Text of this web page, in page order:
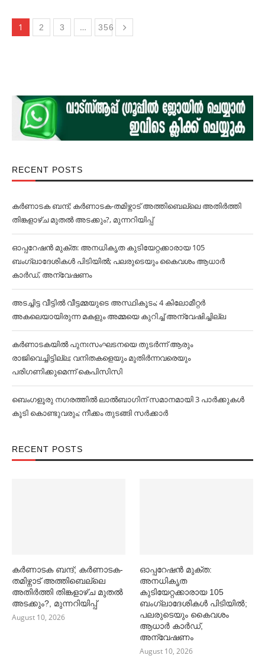
1 2 3 … 356
RECENT POSTS
കര്‍ണാടക ബന്ദ്; കര്‍ണാടക-തമിഴ്നാട് അത്തിബെല്ലെ അതിര്‍ത്തി
തിങ്കളാഴ്ച മുതല്‍ അടക്കും?, മുന്നറിയിപ്പ്
ഓപ്പറേഷൻ മുക്ത: അനധികൃത കുടിയേറ്റക്കാരായ 105
ബംഗ്ലാദേശികള്‍ പിടിയില്‍; പലരുടെയും കൈവശം ആധാര്‍
കാര്‍ഡ്, അന്വേഷണം
അടച്ചിട്ട വീട്ടില്‍ വീട്ടമ്മയുടെ അസ്ഥികൂടം; 4 കിലോമീറ്റര്‍
അകലെയായിരുന്ന മകളും അമ്മയെ കുറിച്ച്‌ അന്വേഷിച്ചില്ല
കര്‍ണാടകയില്‍ പുനഃസംഘടനയെ തുടര്‍ന്ന് ആരും
രാജിവെച്ചിട്ടില്ല; വനിതകളെയും മുതിര്‍ന്നവരെയും
പരിഗണിക്കുമെന്ന് കെപിസിസി
ബെംഗളൂരു നഗരത്തില്‍ ലാല്‍ബാഗിന് സമാനമായി 3 പാര്‍ക്കുകള്‍
കൂടി കൊണ്ടുവരും; നീക്കം തുടങ്ങി സര്‍ക്കാര്‍
RECENT POSTS
കര്‍ണാടക ബന്ദ്; കര്‍ണാടക-
തമിഴ്നാട് അത്തിബെല്ലെ
അതിര്‍ത്തി തിങ്കളാഴ്ച മുതല്‍
അടക്കും?, മുന്നറിയിപ്പ്
August 10, 2026
ഓപ്പറേഷൻ മുക്ത:
അനധികൃത
കുടിയേറ്റക്കാരായ 105
ബംഗ്ലാദേശികള്‍ പിടിയില്‍;
പലരുടെയും കൈവശം
ആധാര്‍ കാര്‍ഡ്,
അന്വേഷണം
August 10, 2026